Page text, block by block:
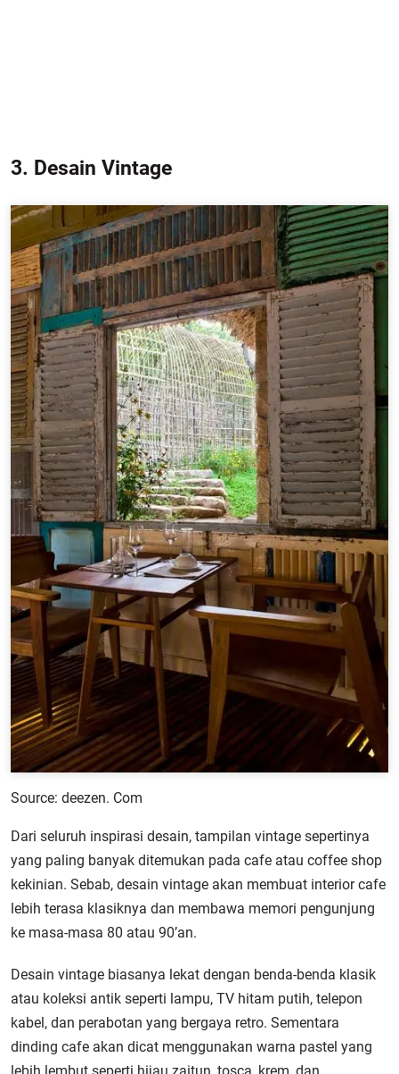
3. Desain Vintage
Source: deezen. Com
Dari seluruh inspirasi desain, tampilan vintage sepertinya
yang paling banyak ditemukan pada cafe atau coffee shop
kekinian. Sebab, desain vintage akan membuat interior cafe
lebih terasa klasiknya dan membawa memori pengunjung
ke masa-masa 80 atau 90’an.
Desain vintage biasanya lekat dengan benda-benda klasik
atau koleksi antik seperti lampu, TV hitam putih, telepon
kabel, dan perabotan yang bergaya retro. Sementara
dinding cafe akan dicat menggunakan warna pastel yang